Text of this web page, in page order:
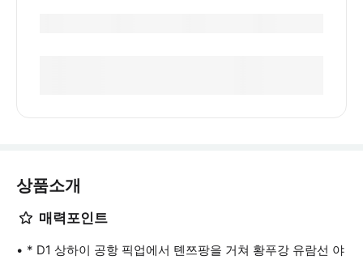
상품소개
매력포인트
* D1 상하이 공항 픽업에서 톈쯔팡을 거쳐 황푸강 유람선 야